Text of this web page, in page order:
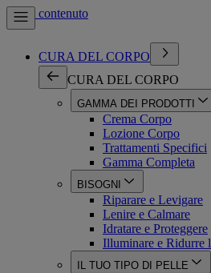
Vai al contenuto
CURA DEL CORPO
CURA DEL CORPO
GAMMA DEI PRODOTTI
Crema Corpo
Lozione Corpo
Trattamenti Specifici
Gamma Completa
BISOGNI
Riparare e Levigare
Lenire e Calmare
Idratare e Proteggere
Illuminare e Ridurre
IL TUO TIPO DI PELLE